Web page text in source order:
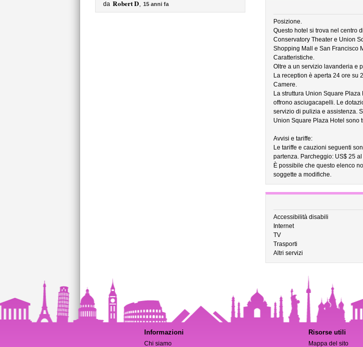
da Robert D, 15 anni fa
Posizione.
Questo hotel si trova nel centro
Conservatory Theater e Union
Shopping Mall e San Francisco
Caratteristiche.
Oltre a un servizio lavanderia e
La reception è aperta 24 ore su
Camere.
La struttura Union Square
offrono asciugacapelli. Le
servizio di pulizia e assistenza.
Union Square Plaza Hotel sono
Avvisi e tariffe:
Le tariffe e cauzioni seguenti
partenza. Parcheggio: US$ 25
È possibile che questo elenco
soggette a modifiche.
Accessibilità disabili
Internet
TV
Trasporti
Altri servizi
Informazioni
Chi siamo
Risorse utili
Mappa del sito